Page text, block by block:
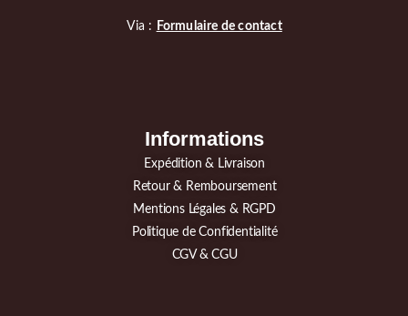
Via : Formulaire de contact
Informations
Expédition & Livraison
Retour & Remboursement
Mentions Légales & RGPD
Politique de Confidentialité
CGV & CGU